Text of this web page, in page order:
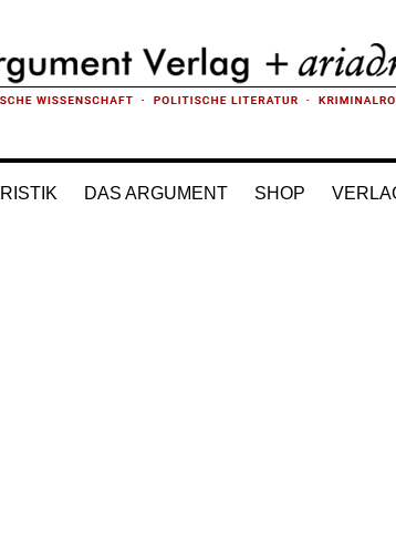
DAS ARGUMENT SHOP